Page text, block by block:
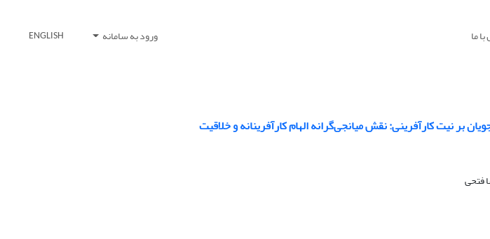
ما ورود به سامانه ENGLISH
بر نیت کارآفرینی: نقش میانجی‌گرانه الهام کارآفرینانه و خلاقیت
فتحی